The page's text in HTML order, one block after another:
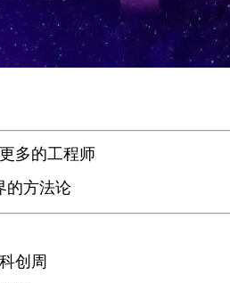
多的工程师
的方法论
创周